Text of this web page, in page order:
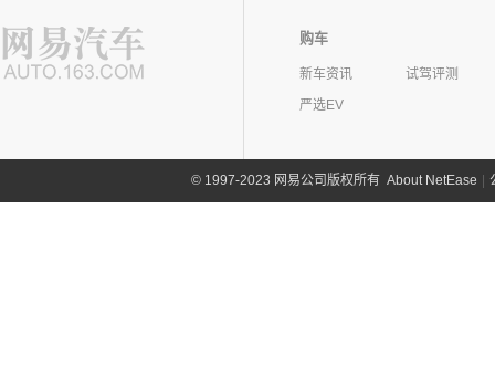
购车
新车资讯
试驾评测
严选EV
©1997-2023 网易公司版权所有 About NetEase